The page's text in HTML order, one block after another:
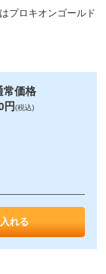
プロキオンゴールド
常価格
円 (税込)
れる